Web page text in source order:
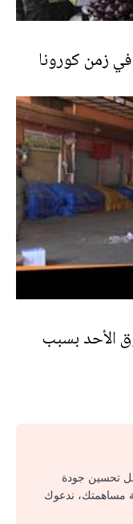
الأحد بسبب
تحسين جودة
مساهمتك، ندعوك